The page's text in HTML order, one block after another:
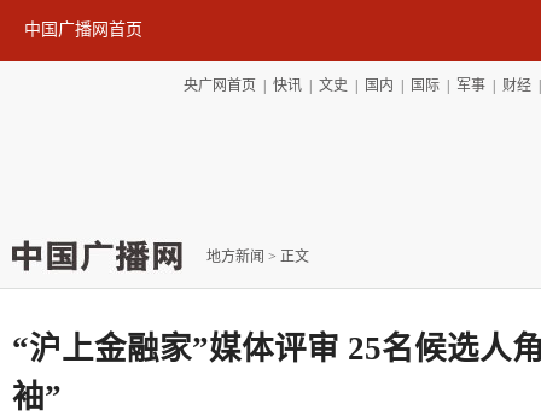
中国广播网首页
央广网首页 快讯| 文史 国内 国际| 军事| 财经
地方新闻 > 正文
“沪上金融家”媒体评审 25名候选人
袖”